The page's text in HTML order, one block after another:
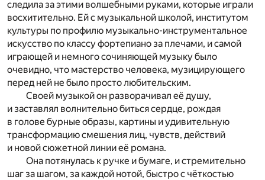
следила за этими волшебными руками, которые играли
восхитительно. Ей с музыкальной школой, институтом
культуры по профилю музыкально-инструментальное
искусство по классу фортепиано за плечами, и самой
играющей и немного сочиняющей музыку было
очевидно, что мастерство человека, музицирующего
перед ней не было просто любительским.
Своей музыкой он разворачивал её душу,
и заставлял волнительно биться сердце, рождая
в голове бурные образы, картины и удивительную
трансформацию смешения лиц, чувств, действий
и новой сюжетной линии её романа.
Она потянулась к ручке и бумаге, и стремительно
шаг за шагом, за каждой нотой, быстро с чёткостью